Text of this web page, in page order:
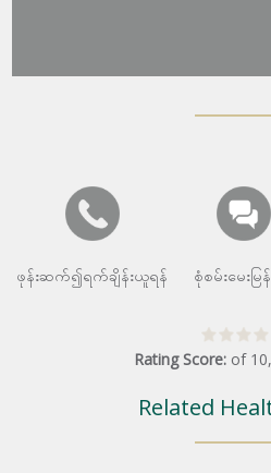
ဖုန်းဆက်၍ရက်ချိန်းယူရန် စုံစမ်းမေးမြ
Rating Score: of 10,
Related